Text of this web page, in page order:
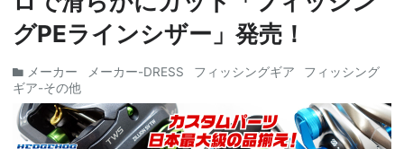
グPEラインシザー」発売！
メーカー メーカー-DRESS フィッシングギア
フィッシング
ギア-その他